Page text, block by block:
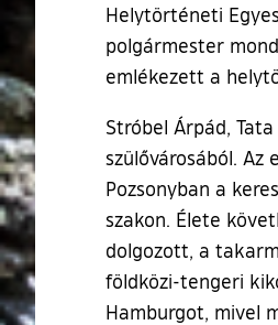
Helytörténeti
polgármester
emlékezett a
Stróbel Árpád,
szülővárosából.
Pozsonyban a
szakon. Élete
dolgozott, a
földközi-tengeri
Hamburgot, mivel